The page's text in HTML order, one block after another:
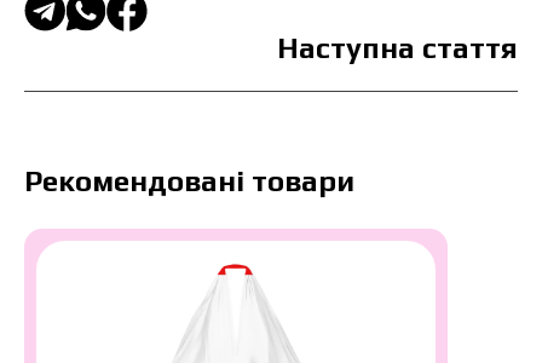
Наступна стаття
Рекомендовані товари